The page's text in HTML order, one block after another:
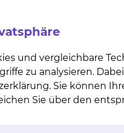
stark beanspruchten
am Bett ihres
und Ulrike
der Betten
unterstützt
und vergleichbare
zu analysieren.
Sie können
Sie über den